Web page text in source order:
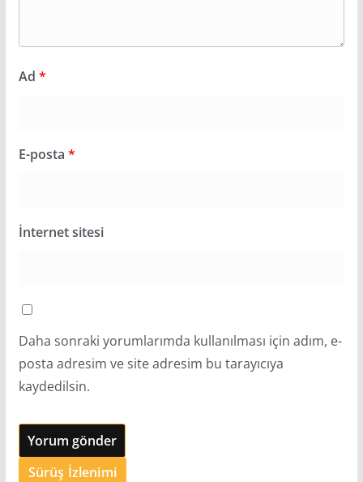
Ad *
E-posta *
İnternet sitesi
Daha sonraki yorumlarımda kullanılması için adım, e-
posta adresim ve site adresim bu tarayıcıya
kaydedilsin.
Sürüş İzlenimi